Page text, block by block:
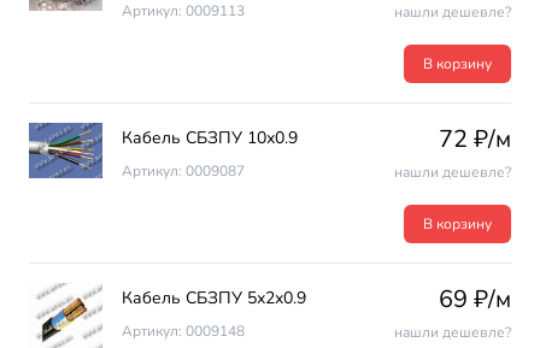
Артикул: 0009113 нашли дешевле?
В корзину
Кабель СБЗПУ 10х0.9
Артикул: 0009087
72 ₽/м
нашли дешевле?
В корзину
Кабель СБЗПУ 5х2х0.9
Артикул: 0009148
69 ₽/м
нашли дешевле?